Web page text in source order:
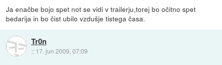
Ja enačbe bojo spet not se vidi v trailerju,torej bo očitno spet
bedarija in bo čist ubilo vzdušje tistega časa.
Tr0n
:: 17. jun 2009, 07:09